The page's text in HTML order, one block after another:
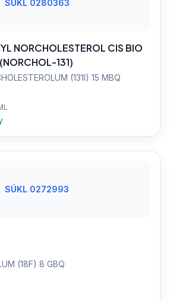
SÚKL 0280363
NORCHOLESTEROL CIS BIO
131)
(131I) 15 MBQ
SÚKL 0272993
(18F) 8 GBQ